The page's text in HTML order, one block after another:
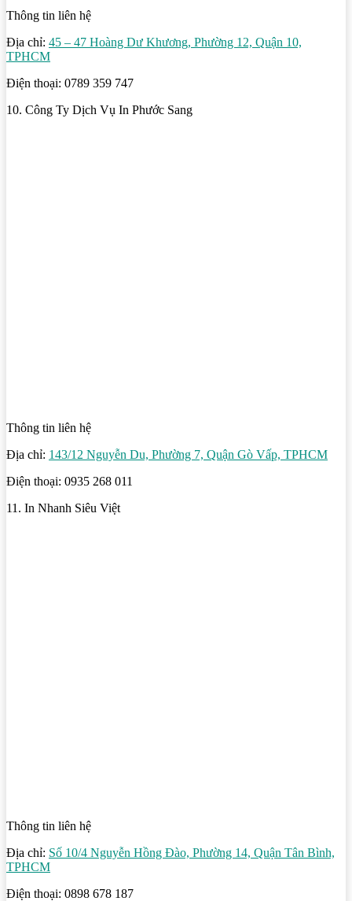
Thông tin liên hệ
Địa chỉ: 45 – 47 Hoàng Dư Khương, Phường 12, Quận 10,
TPHCM
Điện thoại: 0789 359 747
10. Công Ty Dịch Vụ In Phước Sang
Thông tin liên hệ
Địa chỉ: 143/12 Nguyễn Du, Phường 7, Quận Gò Vấp, TPHCM
Điện thoại: 0935 268 011
11. In Nhanh Siêu Việt
Thông tin liên hệ
Địa chỉ: Số 10/4 Nguyễn Hồng Đào, Phường 14, Quận Tân Bình,
TPHCM
Điện thoại: 0898 678 187